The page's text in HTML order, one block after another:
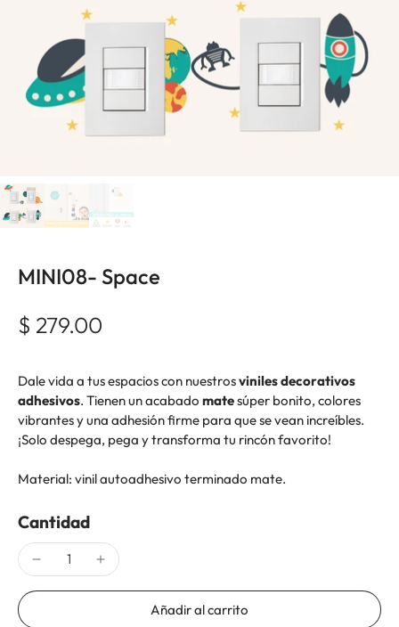
MINI08- Space
$ 279.00
Dale vida a tus espacios con nuestrosviniles decorativos
adhesivos. Tienen un acabado matesúper bonito, colores
vibrantes y una adhesión firme para que se vean increíbles.
¡Solo despega, pega y transforma tu rincón favorito!
Material: vinil autoadhesivo terminado mate.
Cantidad
Añadir al carrito